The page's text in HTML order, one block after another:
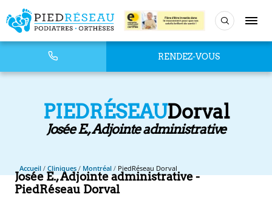
RENDEZ-VOUS
PIEDRÉSEAUDorval
Josée E., Adjointe administrative
Accueil / Cliniques / Montréal / PiedRéseau Dorval
Josée E., Adjointe administrative-
PiedRéseau Dorval